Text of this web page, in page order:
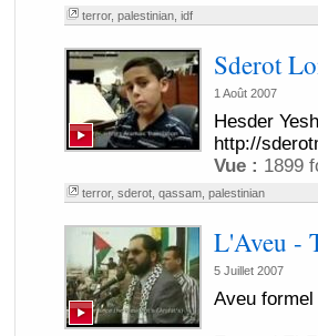
terror, palestinian, idf
Sderot
1 Août 2007
Hesder
http://
Vue : 1899
terror, sderot, qassam, palestinian
L'Aveu -
5 Juillet 2007
Aveu